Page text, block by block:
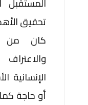
تحقيق
كان من
أو حاجة